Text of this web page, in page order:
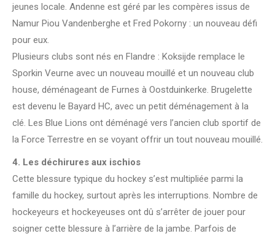
jeunes locale. Andenne est géré par les compères issus de
Namur Piou Vandenberghe et Fred Pokorny : un nouveau défi
pour eux.
Plusieurs clubs sont nés en Flandre : Koksijde remplace le
Sporkin Veurne avec un nouveau mouillé et un nouveau club
house, déménageant de Furnes à Oostduinkerke. Brugelette
est devenu le Bayard HC, avec un petit déménagement à la
clé. Les Blue Lions ont déménagé vers l’ancien club sportif de
la Force Terrestre en se voyant offrir un tout nouveau mouillé.
4. Les déchirures aux ischios
Cette blessure typique du hockey s’est multipliée parmi la
famille du hockey, surtout après les interruptions. Nombre de
hockeyeurs et hockeyeuses ont dû s’arrêter de jouer pour
soigner cette blessure à l’arrière de la jambe. Parfois de